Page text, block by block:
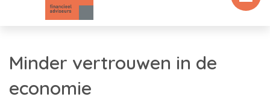
Minder vertrouwen in de
economie